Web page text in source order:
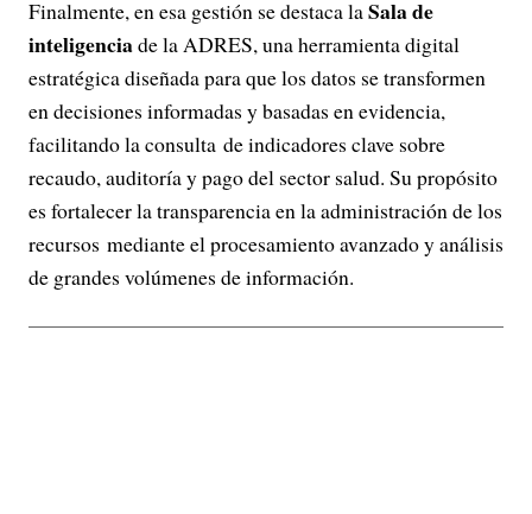
Finalmente, en esa gestión se destaca laSala de
inteligenciade la ADRES, una herramienta digital
estratégica diseñada para que los datos se transformen
en decisiones informadas y basadas en evidencia,
facilitando la consulta de indicadores clave sobre
recaudo, auditoría y pago del sector salud. Su propósito
es fortalecer la transparencia en la administración de los
recursos mediante el procesamiento avanzado y análisis
de grandes volúmenes de información.